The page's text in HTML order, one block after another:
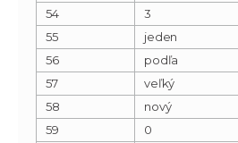
54
3
55
jeden
56
podľa
57
veľký
58
nový
59
0